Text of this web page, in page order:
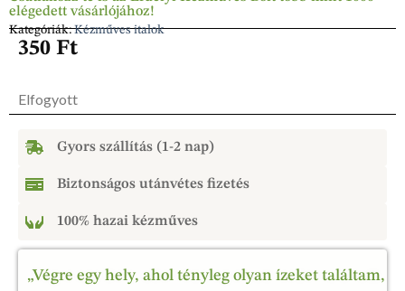
elégedett vásárlójához!
Kategóriák:Kézműves italok
350 Ft
Elfogyott
Gyors szállítás (1-2 nap)
Biztonságos utánvétes fizetés
100% hazai kézműves
„Végre egy hely, ahol tényleg olyan ízeket találtam,